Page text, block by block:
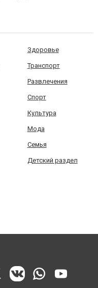
Здоровье
Транспорт
Развлечения
Спорт
Культура
Мода
Семья
Детский раздел